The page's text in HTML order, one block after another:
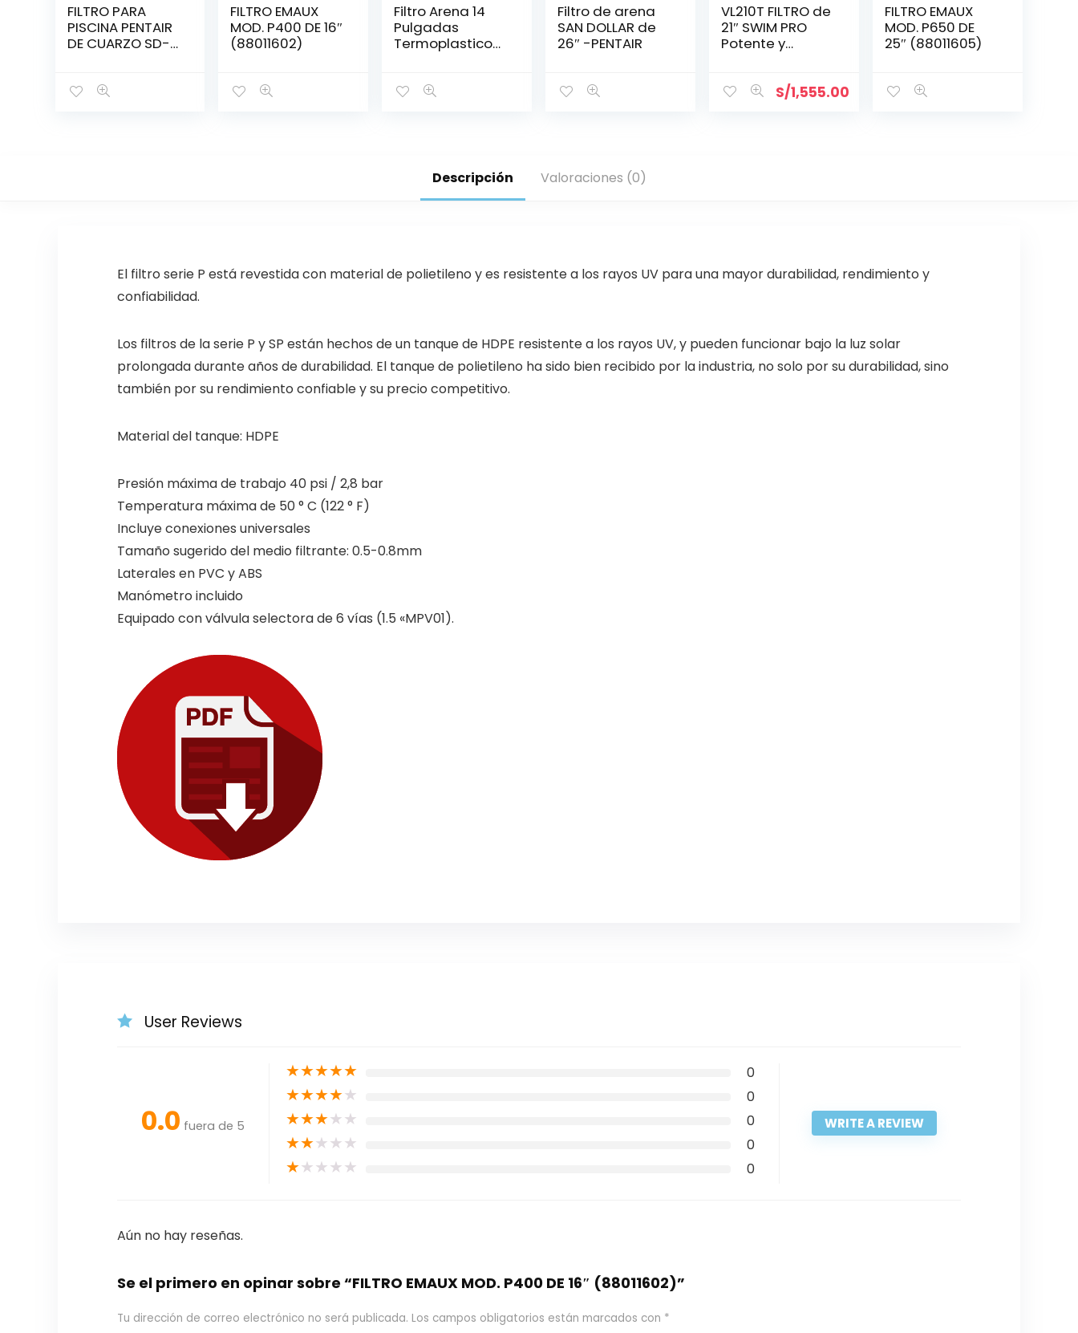
FILTRO PARA
PISCINA PENTAIR
DE CUARZO SD-
FILTRO EMAUX
MOD. P400 DE 16″
(88011602)
Filtro Arena 14
Pulgadas
Termoplastico
Filtro de arena
SAN DOLLAR de
26″ -PENTAIR
VL210T FILTRO de
21″ SWIM PRO
Potente y
S/1,555.00
FILTRO EMAUX
MOD. P650 DE
25″ (88011605)
Descripción Valoraciones (0)
El filtro serie P está revestida con material de polietileno y es resistente a los rayos UV para una mayor durabilidad, rendimiento y
confiabilidad.
Los filtros de la serie P y SP están hechos de un tanque de HDPE resistente a los rayos UV, y pueden funcionar bajo la luz solar
prolongada durante años de durabilidad. El tanque de polietileno ha sido bien recibido por la industria, no solo por su durabilidad, sino
también por su rendimiento confiable y su precio competitivo.
Material del tanque: HDPE
Presión máxima de trabajo 40 psi / 2,8 bar
Temperatura máxima de 50 ° C (122 ° F)
Incluye conexiones universales
Tamaño sugerido del medio filtrante: 0.5-0.8mm
Laterales en PVC y ABS
Manómetro incluido
Equipado con válvula selectora de 6 vías (1.5 «MPV01).
User Reviews
0.0 fuera de 5
★★★★★ 0
★★★★★ 0
★★★★★ 0
★★★★★ 0
★★★★★ 0
WRITE A REVIEW
Aún no hay reseñas.
Se el primero en opinar sobre “FILTRO EMAUX MOD. P400 DE 16″ (88011602)”
Tu dirección de correo electrónico no será publicada. Los campos obligatorios están marcados con *